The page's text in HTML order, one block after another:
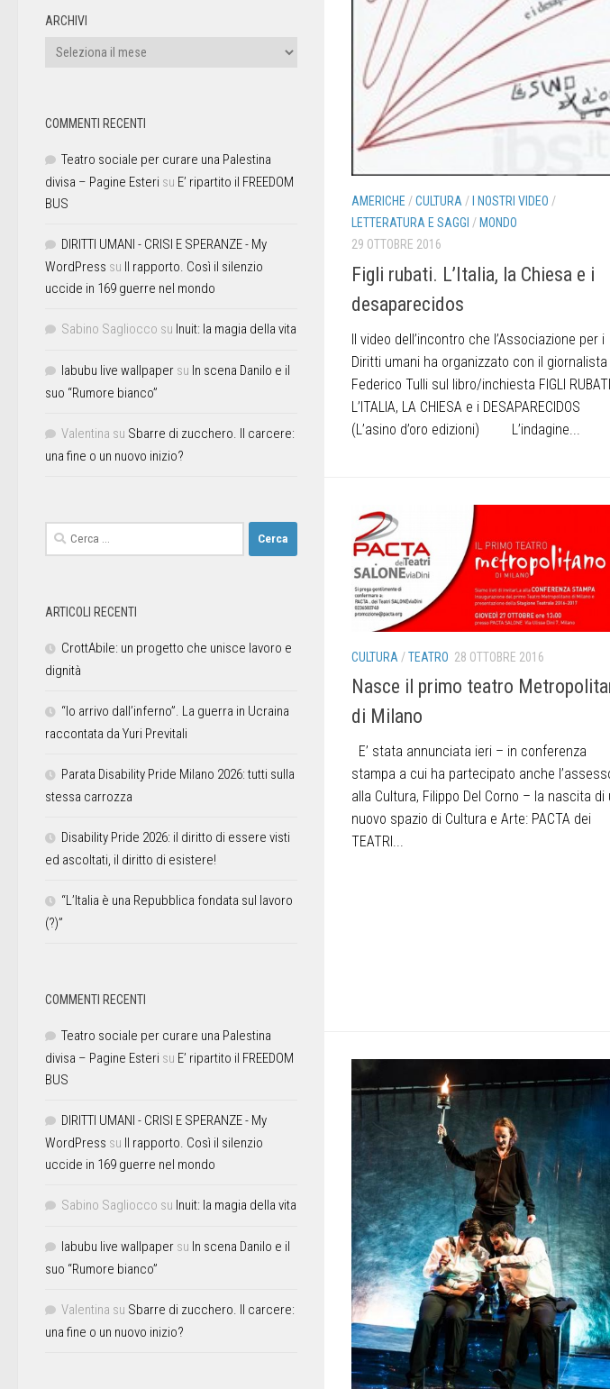
AMERICHE /CULTURA/ I NOSTRI VIDEO /
LETTERATURA E SAGGI / MONDO
29 OTTOBRE 2016
Figli rubati. L’Italia, la Chiesa e i
desaparecidos
Il video dell’incontro che l’Associazione per i
Diritti umani ha organizzato con il giornalista
Federico Tulli sul libro/inchiesta FIGLI RUBATI.
L’ITALIA, LA CHIESA e i DESAPARECIDOS
(L’asino d’oro edizioni) L’indagine...
CULTURA /TEATRO 28 OTTOBRE 2016
Nasce il primo teatro
di Milano
E’ stata annunciata ieri – in conferenza
stampa a cui ha partecipato anche
alla Cultura, Filippo Del Corno – la nascita di
nuovo spazio di Cultura e Arte: PACTA dei
TEATRI...
ARCHIVI
COMMENTI RECENTI
Teatro sociale per curare una Palestina
divisa – Pagine Esteri su E’ ripartito il FREEDOM
BUS
DIRITTI UMANI - CRISI E SPERANZE - My
WordPress su Il rapporto. Così il silenzio
uccide in 169 guerre nel mondo
Sabino Sagliocco su Inuit: la magia della vita
labubu live wallpaper su In scena Danilo e il
suo “Rumore bianco”
Valentina su Sbarre di zucchero. Il carcere:
una fine o un nuovo inizio?
ARTICOLI RECENTI
CrottAbile: un progetto che unisce lavoro e
dignità
“Io arrivo dall’inferno”. La guerra in Ucraina
raccontata da Yuri Previtali
Parata Disability Pride Milano 2026: tutti sulla
stessa carrozza
Disability Pride 2026: il diritto di essere visti
ed ascoltati, il diritto di esistere!
“L’Italia è una Repubblica fondata sul lavoro
(?)”
COMMENTI RECENTI
Teatro sociale per curare una Palestina
divisa – Pagine Esteri su E’ ripartito il FREEDOM
BUS
DIRITTI UMANI - CRISI E SPERANZE - My
WordPress su Il rapporto. Così il silenzio
uccide in 169 guerre nel mondo
Sabino Sagliocco su Inuit: la magia della vita
labubu live wallpaper su In scena Danilo e il
suo “Rumore bianco”
Valentina su Sbarre di zucchero. Il carcere:
una fine o un nuovo inizio?